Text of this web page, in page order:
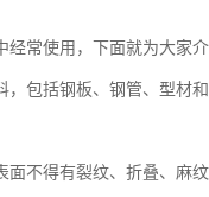
经常使用，下面就为大家
，包括钢板、钢管、型材
面不得有裂纹、折叠、麻